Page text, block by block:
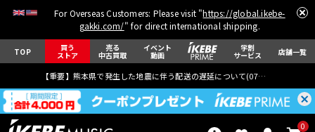
For Overseas Customers: Please visit "https://global.ikebe-
gakki.com/" for direct international shipping.
TOP 買う
ストア
売る
中古買取
イベント
動画
学割
サービス 店舗一覧
【重要】熊本県で発生した地震に伴う配送の遅延について(07月29日
0